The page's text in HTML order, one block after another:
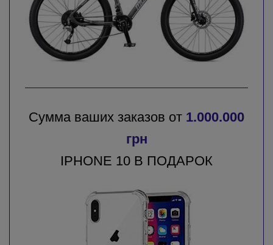
Сумма ваших заказов от 1.000.000
грн
IPHONE 10 В ПОДАРОК